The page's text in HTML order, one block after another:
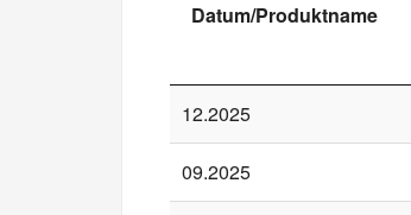
Datum/Produktname
12.2025
09.2025